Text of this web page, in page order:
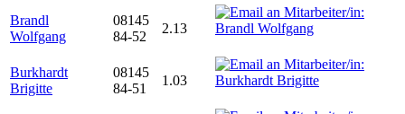
Brandl
Wolfgang
08145
84-52
2.13
Burkhardt
Brigitte
08145
84-51
1.03